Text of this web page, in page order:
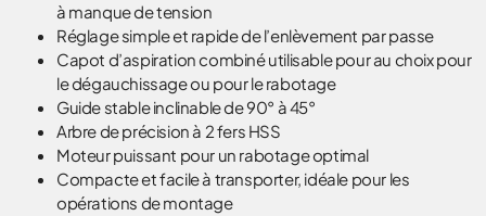
à manque de tension
Réglage simple et rapide de l’enlèvement par passe
Capot d’aspiration combiné utilisable pour au choix pour
le dégauchissage ou pour le rabotage
Guide stable inclinable de 90° à 45°
Arbre de précision à 2 fers HSS
Moteur puissant pour un rabotage optimal
Compacte et facile à transporter, idéale pour les
opérations de montage